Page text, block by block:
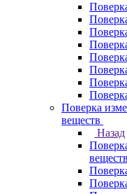
Поверка
веществ
Назад
веществ